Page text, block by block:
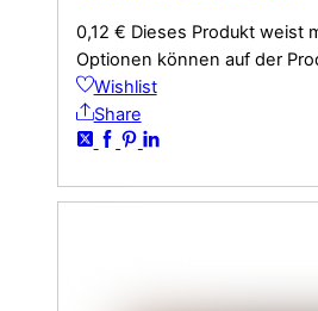
0,12 € Dieses Produkt weist
Optionen können auf der
Wishlist
Share